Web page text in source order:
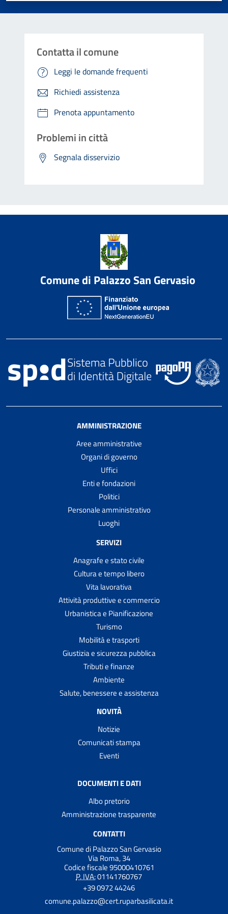
Contatta il comune
Leggi le domande frequenti
Richiedi assistenza
Prenota appuntamento
Problemi in città
Segnala disservizio
Comune di Palazzo San Gervasio
AMMINISTRAZIONE
Aree amministrative
Organi di governo
Uffici
Enti e fondazioni
Politici
Personale amministrativo
Luoghi
SERVIZI
Anagrafe e stato civile
Cultura e tempo libero
Vita lavorativa
Attività produttive e commercio
Urbanistica e Pianificazione
Turismo
Mobilità e trasporti
Giustizia e sicurezza pubblica
Tributi e finanze
Ambiente
Salute, benessere e assistenza
NOVITÀ
Notizie
Comunicati stampa
Eventi
DOCUMENTI E DATI
Albo pretorio
Amministrazione trasparente
CONTATTI
Comune di Palazzo San Gervasio
Via Roma, 34
Codice fiscale 95000410761
P. IVA:01141760767
+39 0972 44246
comune.palazzo@cert.ruparbasilicata.it